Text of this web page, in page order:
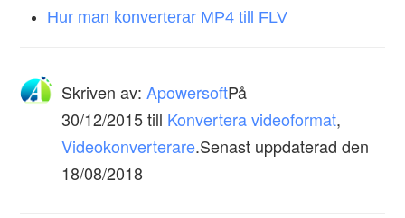
Hur man konverterar MP4 till FLV
Skriven av: ApowersoftPå
30/12/2015 till Konvertera videoformat,
Videokonverterare.Senast uppdaterad den
18/08/2018